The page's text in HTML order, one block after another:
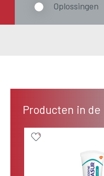
Oplossingen
Producten in